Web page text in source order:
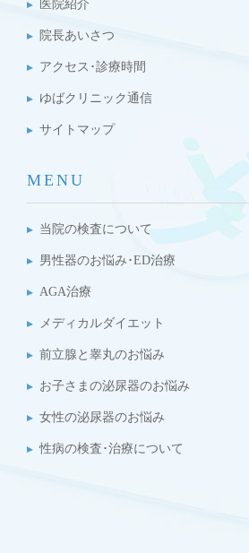
医院紹介
院長あいさつ
アクセス･診療時間
ゆばクリニック通信
サイトマップ
MENU
当院の検査について
男性器のお悩み･ED治療
AGA治療
メディカルダイエット
前立腺と睾丸のお悩み
お子さまの泌尿器のお悩み
女性の泌尿器のお悩み
性病の検査･治療について